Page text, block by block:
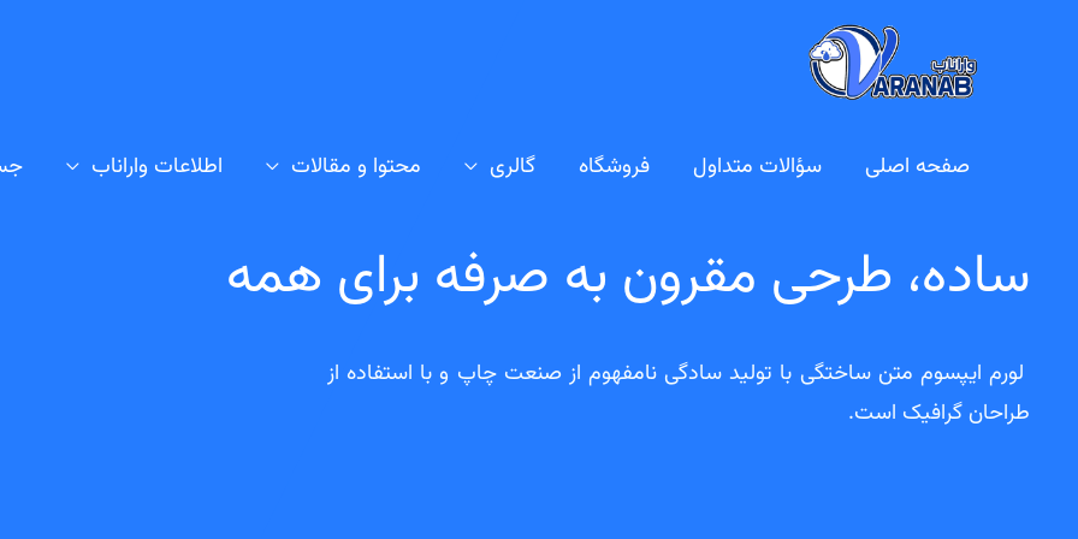
صفحه اصلی سؤالات متداول فروشگاه گالری محتوا و مقالات اطلاعات واراناب
ساده، طرحی مقرون به صرفه برای همه
لورم ایپسوم متن ساختگی با تولید سادگی نامفهوم از صنعت چاپ و با استفاده از
طراحان گرافیک است.